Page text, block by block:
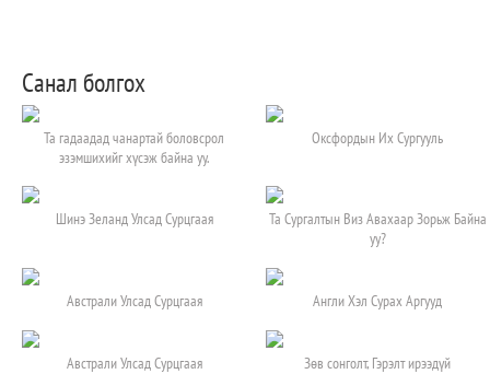
Санал болгох
Та гадаадад чанартай боловсрол
эзэмшихийг хүсэж байна уу.
Оксфордын Их Сургууль
Шинэ Зеланд Улсад Сурцгаая
Та Сургалтын Виз Авахаар Зорьж Байна
уу?
Австрали Улсад Сурцгаая Англи Хэл Сурах Аргууд
Австрали Улсад Сурцгаая Зөв сонголт, Гэрэлт ирээдүй